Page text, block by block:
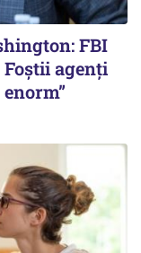
FBI
Foștii agenți